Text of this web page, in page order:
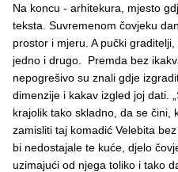
Na koncu - arhitekura, mjesto
teksta. Suvremenom čovjeku
prostor i mjeru. A pučki
jedno i drugo. Premda bez
nepogrešivo su znali gdje
dimenzije i kakav izgled joj dati.
krajolik tako skladno, da se čini,
zamisliti taj komadić Velebita
bi nedostajale te kuće, djelo
uzimajući od njega toliko i tako